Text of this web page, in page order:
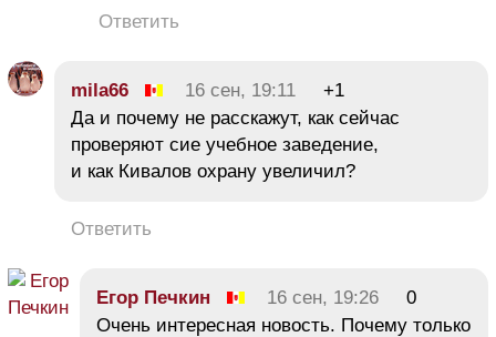
Ответить
mila66 16 сен, 19:11
+1
Да и почему не расскажут, как сейчас
проверяют сие учебное заведение,
и как Кивалов охрану увеличил?
Ответить
Егор Печкин 16 сен, 19:26
0
Очень интересная новость. Почему только